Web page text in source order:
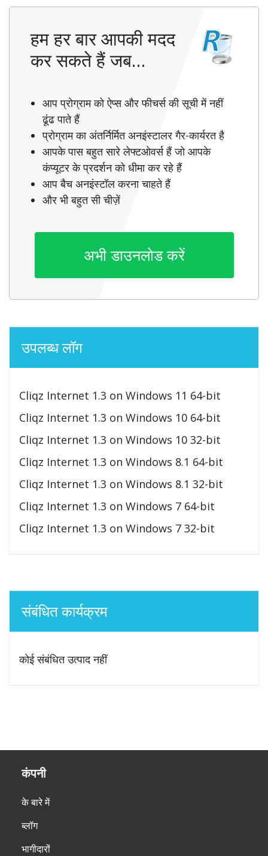
हम हर बार आपकी मदद
कर सकते हैं जब…
आप प्रोग्राम को ऐप्स और फीचर्स की सूची में नहीं
ढूंढ पाते हैं
प्रोग्राम का अंतर्निर्मित अनइंस्टालर गैर-कार्यरत है
आपके पास बहुत सारे लेफ्टओवर्स हैं जो आपके
कंप्यूटर के प्रदर्शन को धीमा कर रहे हैं
आप बैच अनइंस्टॉल करना चाहते हैं
और भी बहुत सी चीज़ें
अभी डाउनलोड करें
उपलब्ध लॉग
Cliqz Internet 1.3 on Windows 11 64-bit
Cliqz Internet 1.3 on Windows 10 64-bit
Cliqz Internet 1.3 on Windows 10 32-bit
Cliqz Internet 1.3 on Windows 8.1 64-bit
Cliqz Internet 1.3 on Windows 8.1 32-bit
Cliqz Internet 1.3 on Windows 7 64-bit
Cliqz Internet 1.3 on Windows 7 32-bit
संबंधित कार्यक्रम
कोई संबंधित उत्पाद नहीं
कंपनी
के बारे में
ब्लॉग
भागीदारों